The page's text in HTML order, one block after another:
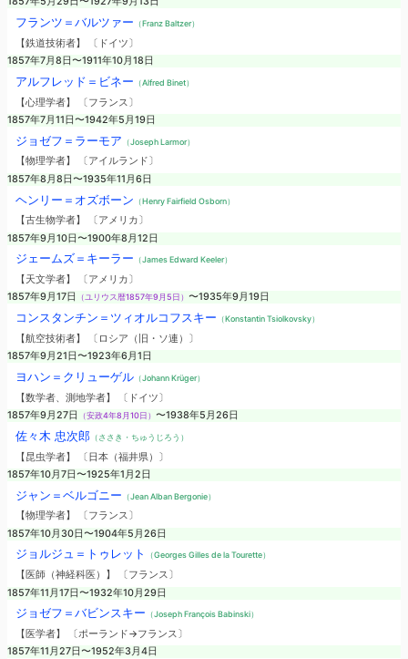
フランツ＝バルツァー （Franz Baltzer）
【鉄道技術者】 〔ドイツ〕
1857年7月8日〜1911年10月18日
アルフレッド＝ビネー （Alfred Binet）
【心理学者】 〔フランス〕
1857年7月11日〜1942年5月19日
ジョゼフ＝ラーモア （Joseph Larmor）
【物理学者】 〔アイルランド〕
1857年8月8日〜1935年11月6日
ヘンリー＝オズボーン （Henry Fairfield Osborn）
【古生物学者】 〔アメリカ〕
1857年9月10日〜1900年8月12日
ジェームズ＝キーラー （James Edward Keeler）
【天文学者】 〔アメリカ〕
1857年9月17日
（ユリウス暦1857年9月5日） 〜1935年9月19日
コンスタンチン＝ツィオルコフスキー （Konstantin Tsiolkovsky）
【航空技術者】 〔ロシア（旧・ソ連）〕
1857年9月21日〜1923年6月1日
ヨハン＝クリューゲル（Johann Krüger）
【数学者、測地学者】 〔ドイツ〕
1857年9月27日
（安政4年8月10日） 〜1938年5月26日
佐々木 忠次郎（ささき・ちゅうじろう）
【昆虫学者】 〔日本（福井県）〕
1857年10月7日〜1925年1月2日
ジャン＝ベルゴニー （Jean Alban Bergonie）
【物理学者】 〔フランス〕
1857年10月30日〜1904年5月26日
ジョルジュ＝トゥレット （Georges Gilles de la Tourette）
【医師（神経科医）】 〔フランス〕
1857年11月17日〜1932年10月29日
ジョゼフ＝バビンスキー （Joseph François Babinski）
【医学者】 〔ポーランド→フランス〕
1857年11月27日〜1952年3月4日